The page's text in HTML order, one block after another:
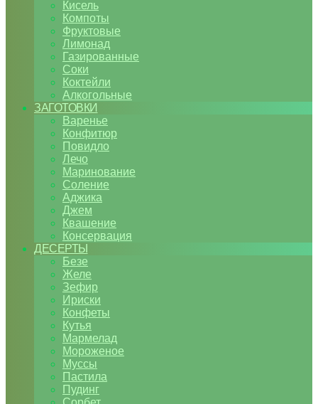
Кисель
Компоты
Фруктовые
Лимонад
Газированные
Соки
Коктейли
Алкогольные
ЗАГОТОВКИ
Варенье
Конфитюр
Повидло
Лечо
Маринование
Соление
Аджика
Джем
Квашение
Консервация
ДЕСЕРТЫ
Безе
Желе
Зефир
Ириски
Конфеты
Кутья
Мармелад
Мороженое
Муссы
Пастила
Пудинг